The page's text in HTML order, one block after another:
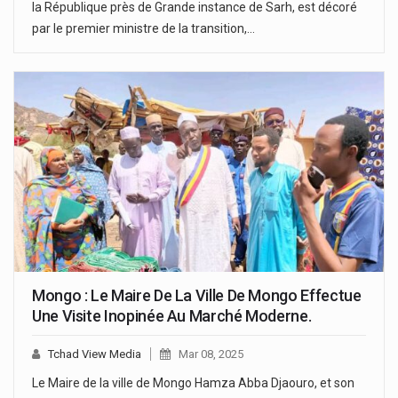
la République près de Grande instance de Sarh, est décoré
par le premier ministre de la transition,…
Mongo : Le Maire De La Ville De Mongo Effectue
Une Visite Inopinée Au Marché Moderne.
Tchad View Media Mar 08, 2025
Le Maire de la ville de Mongo Hamza Abba Djaouro, et son